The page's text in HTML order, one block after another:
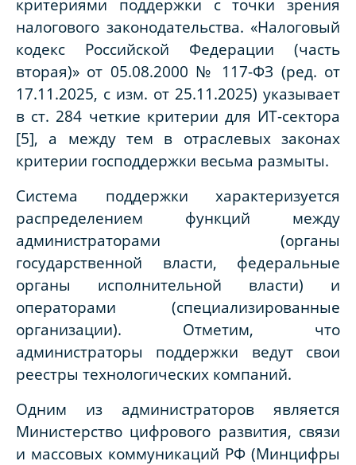
критериями поддержки с точки зрения
налогового законодательства. «Налоговый
кодекс Российской Федерации (часть
вторая)» от 05.08.2000 № 117-ФЗ (ред. от
17.11.2025, с изм. от 25.11.2025) указывает
в ст. 284 четкие критерии для ИТ-сектора
[5], а между тем в отраслевых законах
критерии господдержки весьма размыты.
Система поддержки характеризуется
распределением функций между
администраторами (органы
государственной власти, федеральные
органы исполнительной власти) и
операторами (специализированные
организации). Отметим, что
администраторы поддержки ведут свои
реестры технологических компаний.
Одним из администраторов является
Министерство цифрового развития, связи
и массовых коммуникаций РФ (Минцифры